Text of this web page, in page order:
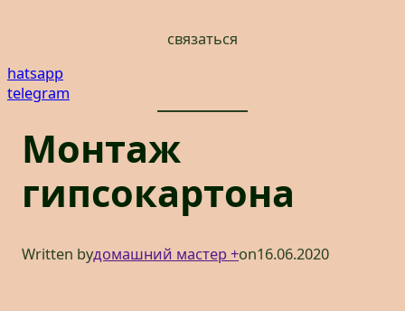
связаться
hatsapp
telegram
Монтаж
гипсокартона
Written byдомашний мастер +on16.06.2020